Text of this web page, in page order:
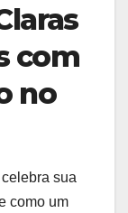
com
no
sua
como um